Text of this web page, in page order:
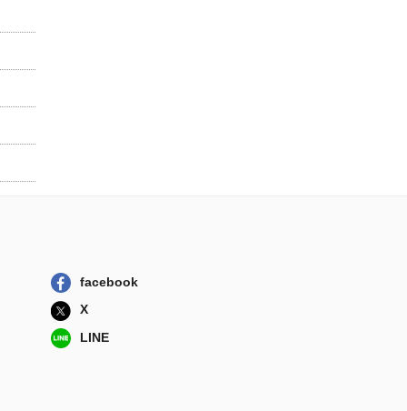
facebook
X
LINE